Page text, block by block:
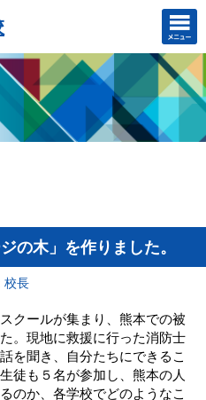
の木」を作りました。
校長
クールが集まり、熊本での被
。現地に救援に行った消防士
を聞き、自分たちにできるこ
徒も５名が参加し、熊本の人
のか、各学校でどのようなこ